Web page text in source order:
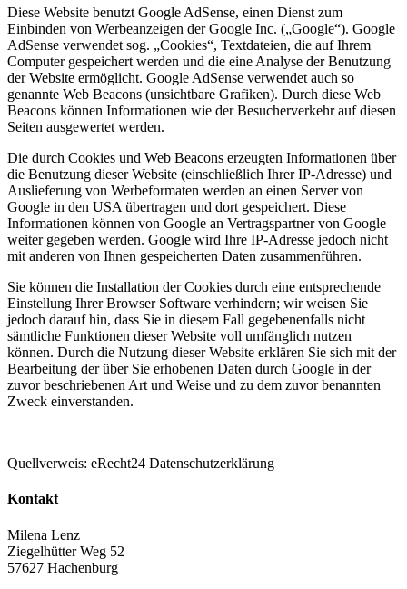
Diese Website benutzt Google AdSense, einen Dienst zum
Einbinden von Werbeanzeigen der Google Inc. („Google“). Google
AdSense verwendet sog. „Cookies“, Textdateien, die auf Ihrem
Computer gespeichert werden und die eine Analyse der Benutzung
der Website ermöglicht. Google AdSense verwendet auch so
genannte Web Beacons (unsichtbare Grafiken). Durch diese Web
Beacons können Informationen wie der Besucherverkehr auf diesen
Seiten ausgewertet werden.
Die durch Cookies und Web Beacons erzeugten Informationen über
die Benutzung dieser Website (einschließlich Ihrer IP-Adresse) und
Auslieferung von Werbeformaten werden an einen Server von
Google in den USA übertragen und dort gespeichert. Diese
Informationen können von Google an Vertragspartner von Google
weiter gegeben werden. Google wird Ihre IP-Adresse jedoch nicht
mit anderen von Ihnen gespeicherten Daten zusammenführen.
Sie können die Installation der Cookies durch eine entsprechende
Einstellung Ihrer Browser Software verhindern; wir weisen Sie
jedoch darauf hin, dass Sie in diesem Fall gegebenenfalls nicht
sämtliche Funktionen dieser Website voll umfänglich nutzen
können. Durch die Nutzung dieser Website erklären Sie sich mit der
Bearbeitung der über Sie erhobenen Daten durch Google in der
zuvor beschriebenen Art und Weise und zu dem zuvor benannten
Zweck einverstanden.
Quellverweis: eRecht24 Datenschutzerklärung
Kontakt
Milena Lenz
Ziegelhütter Weg 52
57627 Hachenburg